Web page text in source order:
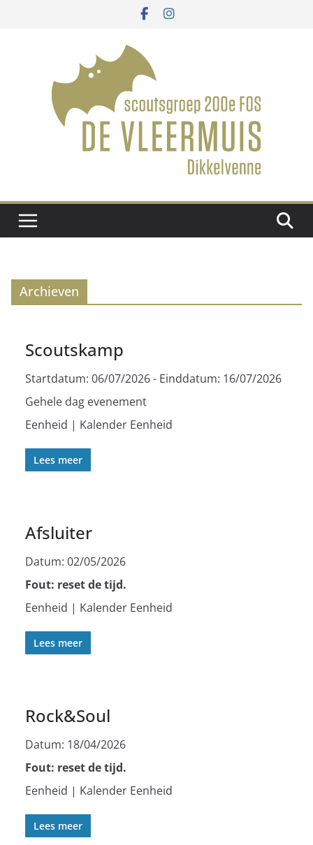
Archieven
Scoutskamp
Startdatum: 06/07/2026- Einddatum: 16/07/2026
Gehele dag evenement
Eenheid | Kalender Eenheid
Lees meer
Afsluiter
Datum: 02/05/2026
Fout: reset de tijd.
Eenheid | Kalender Eenheid
Lees meer
Rock&Soul
Datum: 18/04/2026
Fout: reset de tijd.
Eenheid | Kalender Eenheid
Lees meer